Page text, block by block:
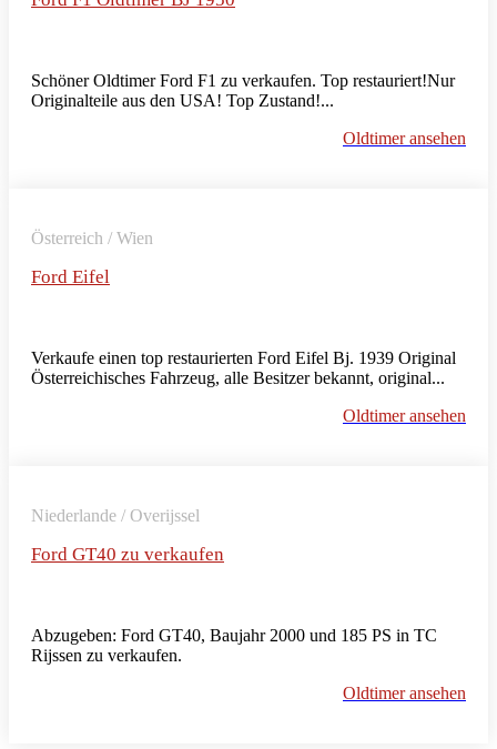
Schöner Oldtimer Ford F1 zu verkaufen. Top restauriert!Nur
Originalteile aus den USA! Top Zustand!...
Oldtimer ansehen
Österreich / Wien
Ford Eifel
Verkaufe einen top restaurierten Ford Eifel Bj. 1939 Original
Österreichisches Fahrzeug, alle Besitzer bekannt, original...
Oldtimer ansehen
Niederlande / Overijssel
Ford GT40 zu verkaufen
Abzugeben: Ford GT40, Baujahr 2000 und 185 PS in TC
Rijssen zu verkaufen.
Oldtimer ansehen